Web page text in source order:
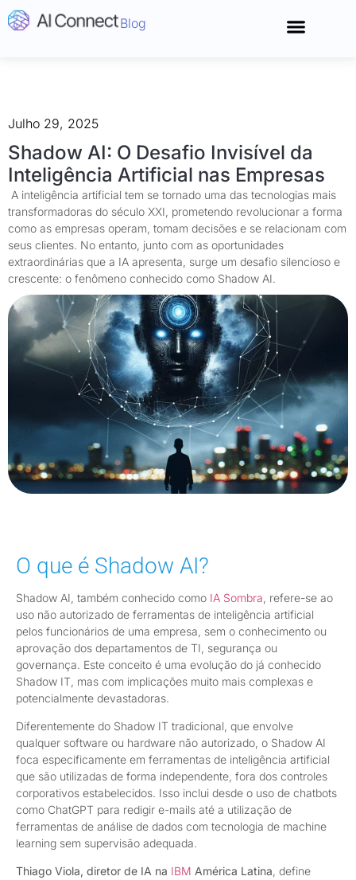
Blog
Shadow AI: O Desafio Invisível da
Inteligência Artificial nas Empresas
Julho 29, 2025
A inteligência artificial tem se tornado uma das tecnologias mais
transformadoras do século XXI, prometendo revolucionar a forma
como as empresas operam, tomam decisões e se relacionam com
seus clientes. No entanto, junto com as oportunidades
extraordinárias que a IA apresenta, surge um desafio silencioso e
crescente: o fenômeno conhecido como Shadow AI.
O que é Shadow AI?
Shadow AI, também conhecido como IA Sombra , refere-se ao
uso não autorizado de ferramentas de inteligência artificial
pelos funcionários de uma empresa, sem o conhecimento ou
aprovação dos departamentos de TI, segurança ou
governança. Este conceito é uma evolução do já conhecido
Shadow IT, mas com implicações muito mais complexas e
potencialmente devastadoras.
Diferentemente do Shadow IT tradicional, que envolve
qualquer software ou hardware não autorizado, o Shadow AI
foca especificamente em ferramentas de inteligência artificial
que são utilizadas de forma independente, fora dos controles
corporativos estabelecidos. Isso inclui desde o uso de chatbots
como ChatGPT para redigir e-mails até a utilização de
ferramentas de análise de dados com tecnologia de machine
learning sem supervisão adequada.
Thiago Viola, diretor de IA na IBM América Latina , define